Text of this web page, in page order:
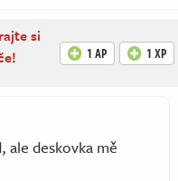
si
1 AP 1 XP
ale deskovka mě